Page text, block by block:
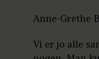
Anne-Grethe
Vi er jo alle